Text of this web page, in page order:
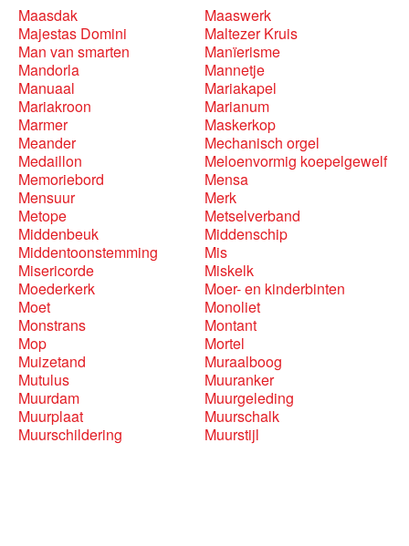
Maasdak
Maaswerk
Majestas Domini
Maltezer Kruis
Man van smarten
Manïerisme
Mandorla
Mannetje
Manuaal
Mariakapel
Mariakroon
Marianum
Marmer
Maskerkop
Meander
Mechanisch orgel
Medaillon
Meloenvormig koepelgewelf
Memoriebord
Mensa
Mensuur
Merk
Metope
Metselverband
Middenbeuk
Middenschip
Middentoonstemming
Mis
Misericorde
Miskelk
Moederkerk
Moer- en kinderbinten
Moet
Monoliet
Monstrans
Montant
Mop
Mortel
Muizetand
Muraalboog
Mutulus
Muuranker
Muurdam
Muurgeleding
Muurplaat
Muurschalk
Muurschildering
Muurstijl